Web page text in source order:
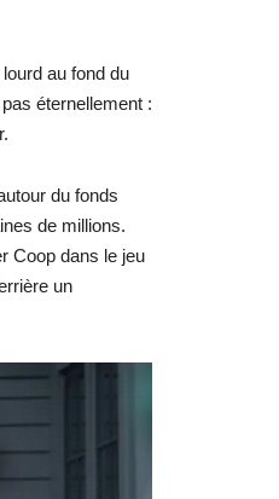
au fond du
éternellement :
du fonds
de millions.
Coop dans le jeu
un